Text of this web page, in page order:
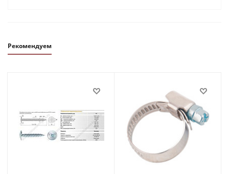
Рекомендуем